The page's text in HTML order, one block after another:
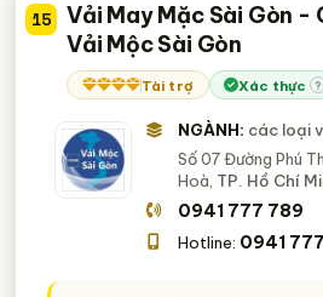
15
Vải May Mặc Sài Gòn -
Vải Mộc Sài Gòn
Tài trợ Xác thực ?
NGÀNH: các loại
Số 07 Đường Phú
Hoà, TP. Hồ Chí
0941 777 789
Hotline: 0941